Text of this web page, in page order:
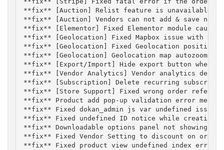
**fix** [Auction] Relist feature is unavailable on
**fix** [Auction] Vendors can not add & save new
**fix** [Elementor] Fixed Elementor module
**fix** [Geolocation] Fixed Mapbox issue with RTL
**fix** [Geolocation] Fixed Geolocation
**fix** [Geolocation] Geolocation map autozoom
**fix** [Export/Import] Hide export button when
**fix** [Vendor Analytics] Vendor analytics
**fix** [Subscription] Delete recurring
**fix** [Store Support] Fixed wrong order reference
**fix** Product add pop-up validation error
**fix** Fixed dokan_admin js var undefined issue
**fix** Fixed undefined ID notice while creating
**fix** Downloadable options panel not showing
**fix** Fixed Vendor Setting to discount on
**fix** Fixed product view undefined index error